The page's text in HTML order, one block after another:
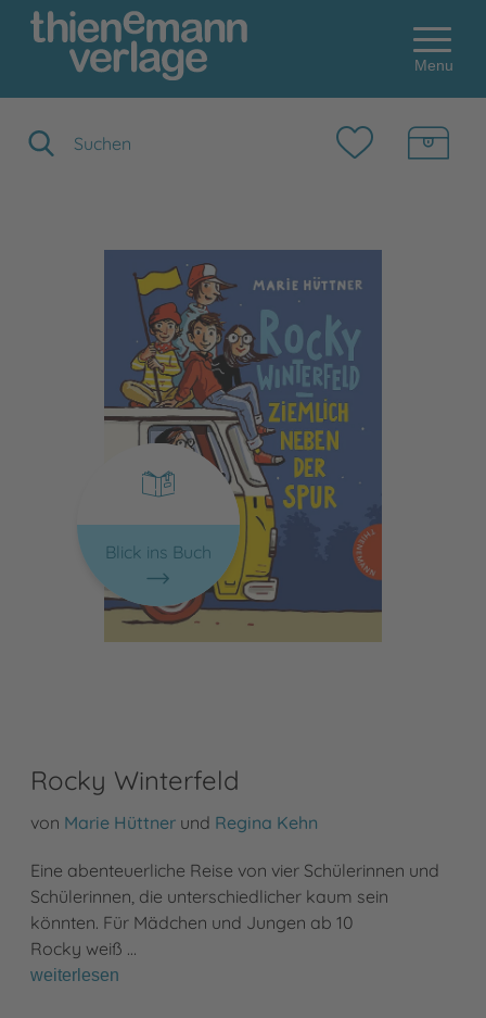
Menu
Blick ins Buch
Rocky Winterfeld
von Marie Hüttner und Regina Kehn
Eine abenteuerliche Reise von vier Schülerinnen und
Schülerinnen, die unterschiedlicher kaum sein
könnten. Für Mädchen und Jungen ab 10
Rocky weiß …
weiterlesen